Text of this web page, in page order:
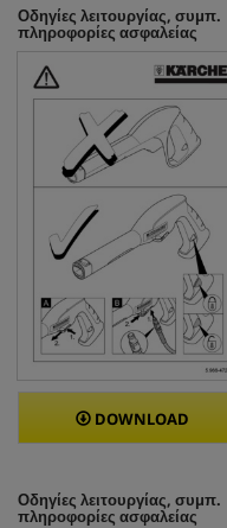
Οδηγίες λειτουργίας, συμπ.
πληροφορίες ασφαλείας
DOWNLOAD
Οδηγίες λειτουργίας, συμπ.
πληροφορίες ασφαλείας